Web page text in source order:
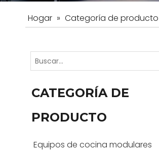
Hogar » Categoría de producto
CATEGORÍA DE
PRODUCTO
Equipos de cocina modulares